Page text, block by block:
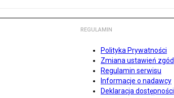
REGULAMIN
Polityka Prywatności
Zmiana ustawień zgód
Regulamin serwisu
Informacje o nadawcy
Deklaracja dostępności